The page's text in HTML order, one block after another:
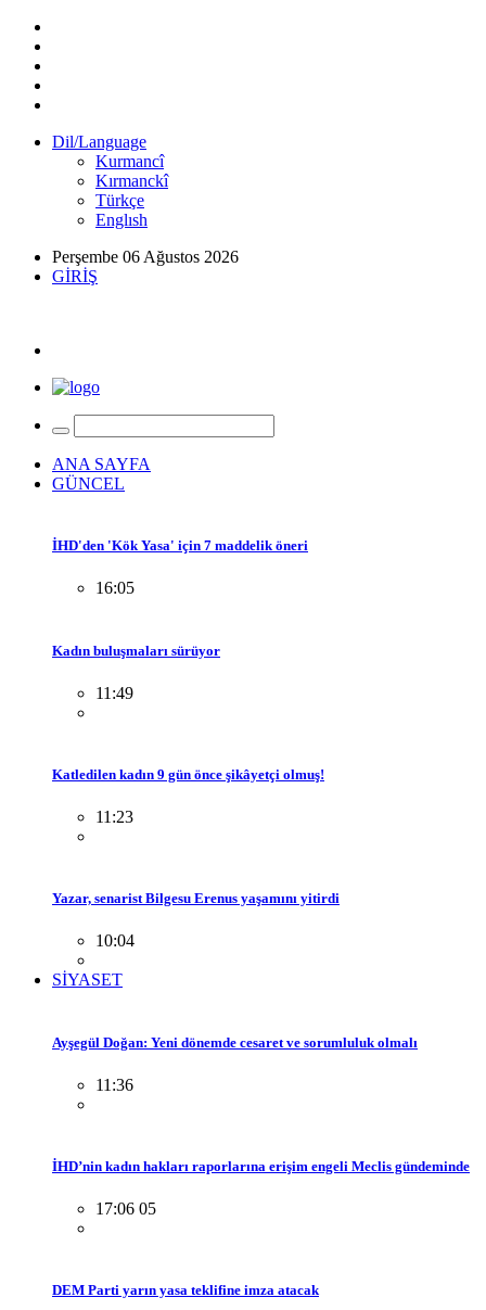
Dil/Language
Kurmancî
Kırmanckî
Türkçe
Englısh
Perşembe 06 Ağustos 2026
GİRİŞ
ANA SAYFA
GÜNCEL
İHD'den 'Kök Yasa' için 7 maddelik öneri
16:05
Kadın buluşmaları sürüyor
11:49
Katledilen kadın 9 gün önce şikâyetçi olmuş!
11:23
Yazar, senarist Bilgesu Erenus yaşamını yitirdi
10:04
SİYASET
Ayşegül Doğan: Yeni dönemde cesaret ve sorumluluk olmalı
11:36
İHD’nin kadın hakları raporlarına erişim engeli Meclis gündeminde
17:06 05
DEM Parti yarın yasa teklifine imza atacak